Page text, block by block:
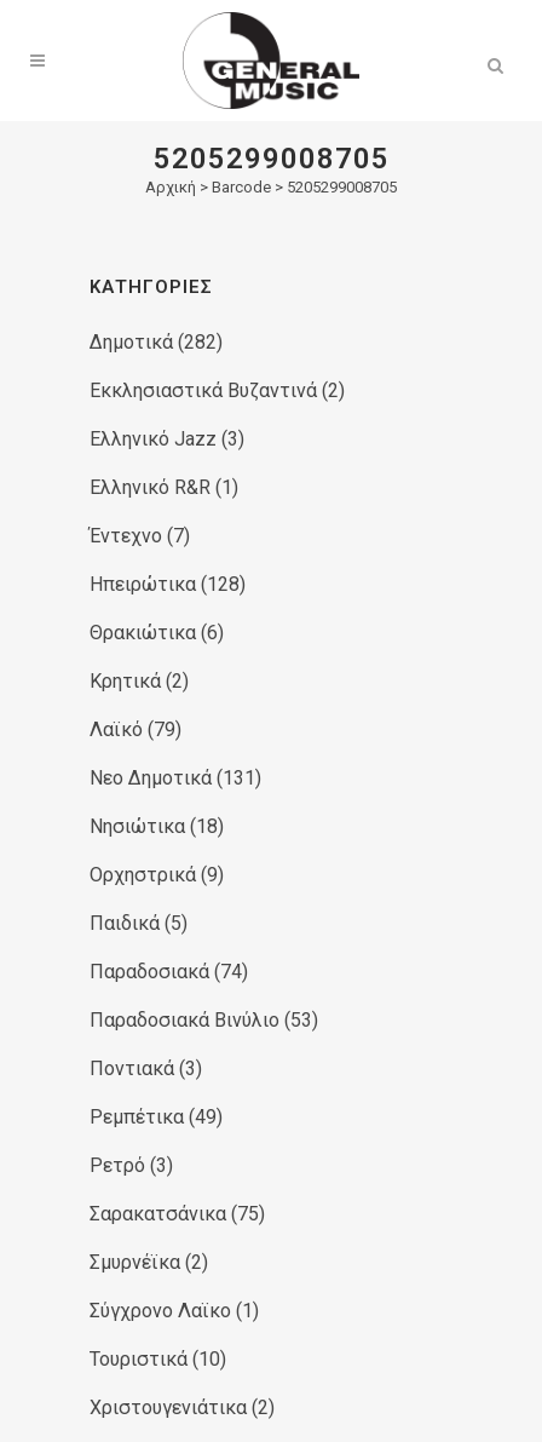
5205299008705
Αρχική > Barcode > 5205299008705
ΚΑΤΗΓΟΡΊΕΣ
Δημοτικά (282)
Εκκλησιαστικά Βυζαντινά (2)
Ελληνικό Jazz (3)
Ελληνικό R&R (1)
Έντεχνο (7)
Ηπειρώτικα (128)
Θρακιώτικα (6)
Κρητικά (2)
Λαϊκό (79)
Νεο Δημοτικά (131)
Νησιώτικα (18)
Ορχηστρικά (9)
Παιδικά (5)
Παραδοσιακά (74)
Παραδοσιακά Βινύλιο (53)
Ποντιακά (3)
Ρεμπέτικα (49)
Ρετρό (3)
Σαρακατσάνικα (75)
Σμυρνέϊκα (2)
Σύγχρονο Λαϊκο (1)
Τουριστικά (10)
Χριστουγενιάτικα (2)